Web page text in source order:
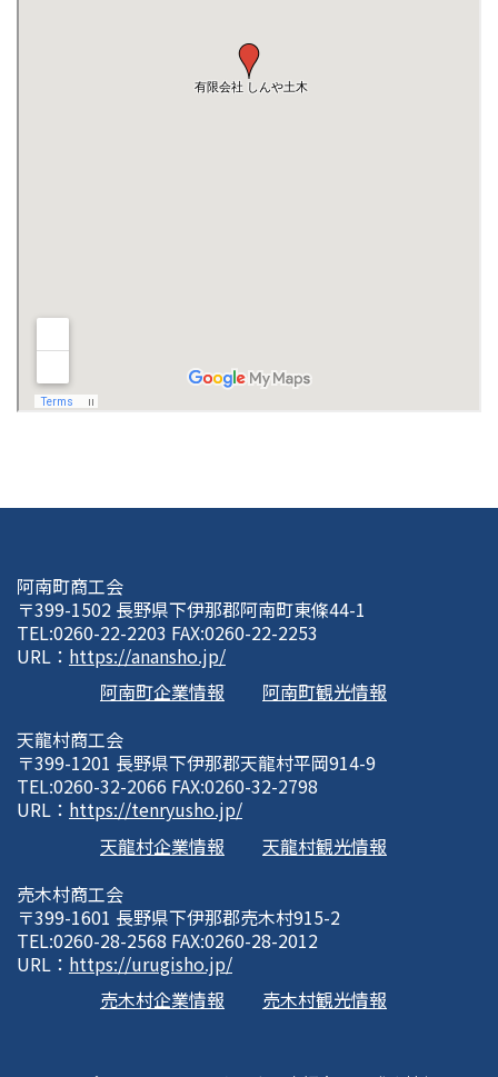
阿南町商工会
〒399-1502 長野県下伊那郡阿南町東條44-1
TEL:0260-22-2203 FAX:0260-22-2253
URL： https://anansho.jp/
阿南町企業情報
阿南町観光情報
天龍村商工会
〒399-1201 長野県下伊那郡天龍村平岡914-9
TEL:0260-32-2066 FAX:0260-32-2798
URL： https://tenryusho.jp/
天龍村企業情報
天龍村観光情報
売木村商工会
〒399-1601 長野県下伊那郡売木村915-2
TEL:0260-28-2568 FAX:0260-28-2012
URL： https://urugisho.jp/
売木村企業情報
売木村観光情報